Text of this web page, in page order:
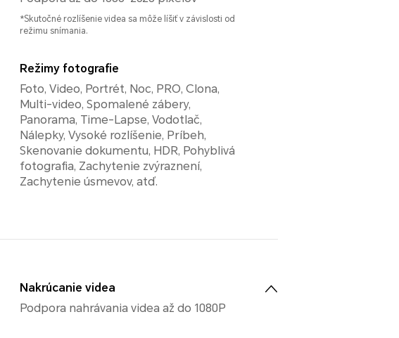
*Skutočné rozlíšenie videa sa môže líšiť v závislosti od
režimu snímania.
Režimy fotografie
Foto, Video, Portrét, Noc, PRO, Clona,
Multi-video, Spomalené zábery,
Panorama, Time-Lapse, Vodotlač,
Nálepky, Vysoké rozlíšenie, Príbeh,
Skenovanie dokumentu, HDR, Pohyblivá
fotografia, Zachytenie zvýraznení,
Zachytenie úsmevov, atď.
Nakrúcanie videa
Podpora nahrávania videa až do 1080P